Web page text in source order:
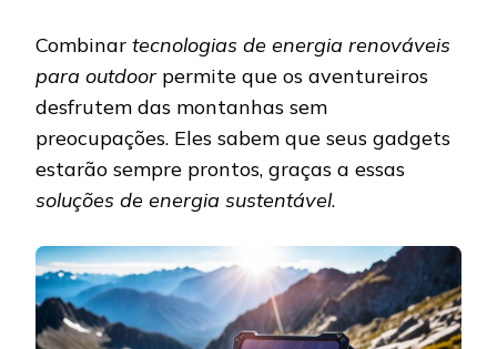
Combinar tecnologias de energia renováveis
para outdoor permite que os aventureiros
desfrutem das montanhas sem
preocupações. Eles sabem que seus gadgets
estarão sempre prontos, graças a essas
soluções de energia sustentável.